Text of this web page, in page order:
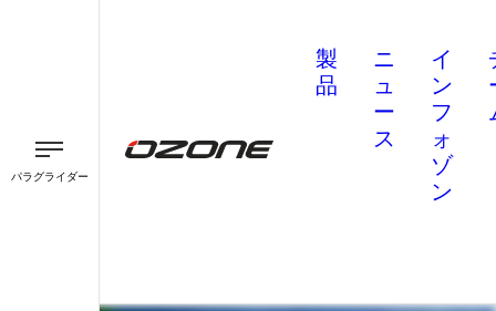
パラグライダー
製
品
ニ
ュ
ー
ス
イ
ン
フ
ォ
ゾ
ン